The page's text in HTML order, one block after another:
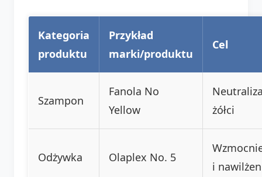
Kategoria
produktu
Przykład
marki/produktu
Cel
Szampon
Fanola No
Yellow
żółci
Odżywka Olaplex No. 5
i